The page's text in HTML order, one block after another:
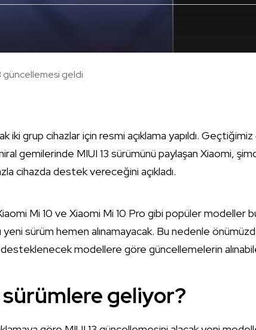
güncellemesi geldi
iki grup cihazlar için resmi açıklama yapıldı.
gemilerinde MIUI 13 sürümünü paylaşan Xiaomi,
cihazda destek vereceğini açıkladı.
Mi 10 ve Xiaomi Mi 10 Pro gibi popüler modeller
sürüm hemen alınamayacak. Bu nedenle
desteklenecek modellere göre güncellemelerin
sürümlere geliyor?